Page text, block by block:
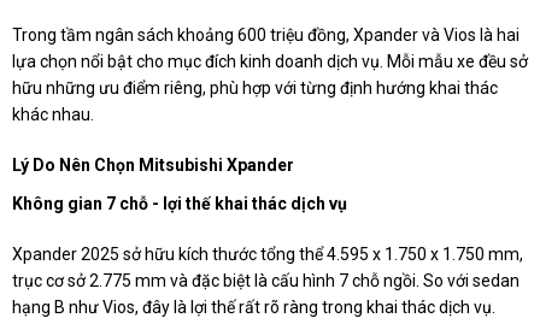
Trong tầm ngân sách khoảng 600 triệu đồng, Xpander và Vios là hai
lựa chọn nổi bật cho mục đích kinh doanh dịch vụ. Mỗi mẫu xe đều sở
hữu những ưu điểm riêng, phù hợp với từng định hướng khai thác
khác nhau.
Lý Do Nên Chọn Mitsubishi Xpander
Không gian 7 chỗ - lợi thế khai thác dịch vụ
Xpander 2025 sở hữu kích thước tổng thể 4.595 x 1.750 x 1.750 mm,
trục cơ sở 2.775 mm và đặc biệt là cấu hình 7 chỗ ngồi. So với sedan
hạng B như Vios, đây là lợi thế rất rõ ràng trong khai thác dịch vụ.